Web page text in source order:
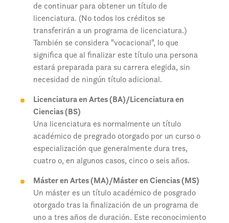
de continuar para obtener un título de
licenciatura. (No todos los créditos se
transferirán a un programa de licenciatura.)
También se considera "vocacional", lo que
significa que al finalizar este título una persona
estará preparada para su carrera elegida, sin
necesidad de ningún título adicional.
Licenciatura en Artes (BA)/Licenciatura en
Ciencias (BS)
Una licenciatura es normalmente un título
académico de pregrado otorgado por un curso o
especialización que generalmente dura tres,
cuatro o, en algunos casos, cinco o seis años.
Máster en Artes (MA)/Máster en Ciencias (MS)
Un máster es un título académico de posgrado
otorgado tras la finalización de un programa de
uno a tres años de duración. Este reconocimiento